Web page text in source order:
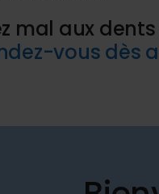
mal aux
vous dès